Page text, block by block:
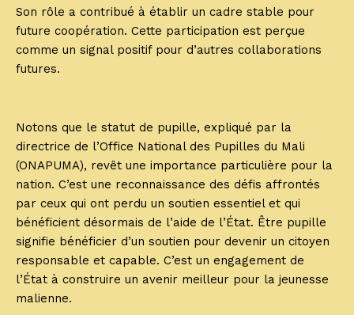
Son rôle a contribué à établir un cadre stable pour
future coopération. Cette participation est perçue
comme un signal positif pour d’autres collaborations
futures.
Notons que le statut de pupille, expliqué par la
directrice de l’Office National des Pupilles du Mali
(ONAPUMA), revêt une importance particulière pour la
nation. C’est une reconnaissance des défis affrontés
par ceux qui ont perdu un soutien essentiel et qui
bénéficient désormais de l’aide de l’État. Être pupille
signifie bénéficier d’un soutien pour devenir un citoyen
responsable et capable. C’est un engagement de
l’État à construire un avenir meilleur pour la jeunesse
malienne.